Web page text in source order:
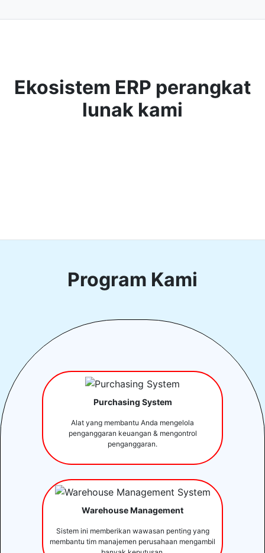
Ekosistem ERP perangkat
lunak kami
Program Kami
Purchasing System
Alat yang membantu Anda mengelola
penganggaran keuangan & mengontrol
penganggaran.
Warehouse Management
Sistem ini memberikan wawasan penting yang
membantu tim manajemen perusahaan mengambil